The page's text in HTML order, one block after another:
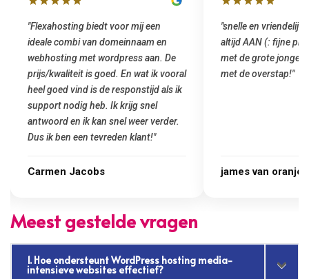
"Flexahosting biedt voor mij een
ideale combi van domeinnaam en
webhosting met wordpress aan. De
prijs/kwaliteit is goed. En wat ik vooral
heel goed vind is de responstijd als ik
support nodig heb. Ik krijg snel
antwoord en ik kan snel weer verder.
Dus ik ben een tevreden klant!"
Carmen Jacobs
"snelle en
altijd AAN (: fijne
met de grote
met de overstap!"
james van oranje
Meest gestelde vragen
1. Hoe ondersteunt WordPress hosting media-
intensieve websites effectief?